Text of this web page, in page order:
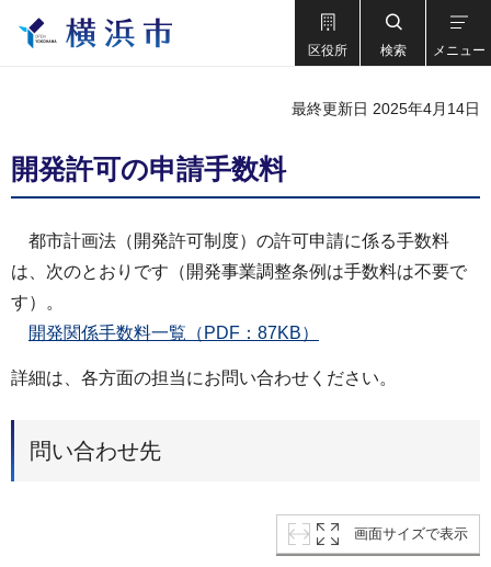
区役所 検索 メニュー
最終更新日 2025年4月14日
開発許可の申請手数料
都市計画法（開発許可制度）の許可申請に係る手数料
は、次のとおりです（開発事業調整条例は手数料は不要で
す）。
開発関係手数料一覧（PDF：87KB）
詳細は、各方面の担当にお問い合わせください。
問い合わせ先
画面サイズで表示